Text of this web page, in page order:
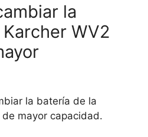
la
WV2
la batería de la
mayor capacidad.